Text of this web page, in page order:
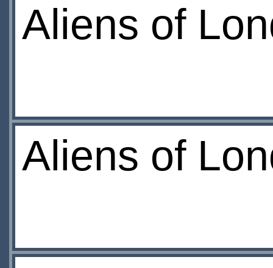
Aliens of
Aliens of